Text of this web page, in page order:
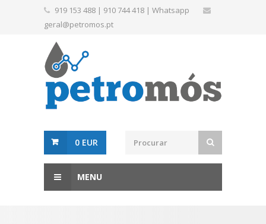
919 153 488 | 910 744 418 | Whatsapp
geral@petromos.pt
0 EUR
MENU